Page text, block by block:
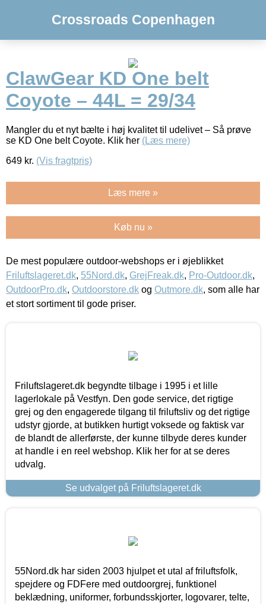
Crossroads Copenhagen
ClawGear KD One belt
Coyote – 44L = 29/34
Mangler du et nyt bælte i høj kvalitet til udelivet – Så prøve
se KD One belt Coyote. Klik her (Læs mere)
649 kr. (Vis fragtpris)
Læs mere »
Køb nu »
De mest populære outdoor-webshops er i øjeblikket
Friluftslageret.dk, 55Nord.dk, GrejFreak.dk, Pro-Outdoor.dk,
OutdoorPro.dk, Outdoorstore.dk og Outmore.dk, som alle har
et stort sortiment til gode priser.
Friluftslageret.dk begyndte tilbage i 1995 i et lille
lagerlokale på Vestfyn. Den gode service, det rigtige
grej og den engagerede tilgang til friluftsliv og det rigtige
udstyr gjorde, at butikken hurtigt voksede og faktisk var
de blandt de allerførste, der kunne tilbyde deres kunder
at handle i en reel webshop. Klik her for at se deres
udvalg.
Se udvalget på Friluftslageret.dk
55Nord.dk har siden 2003 hjulpet et utal af friluftsfolk,
spejdere og FDFere med outdoorgrej, funktionel
beklædning, uniformer, forbundsskjorter, logovarer, telte,